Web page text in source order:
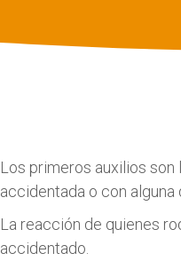
Los primeros auxilios son
accidentada o con
La reacción de quienes
accidentado.